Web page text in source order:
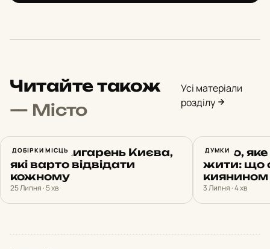
Читайте також
— Місто
Усі матеріали
розділу
ДОБІРКИ МІСЦЬ
ТОП-10 книгарень Києва,
які варто відвідати
кожному
25 Липня · 5 хв
ДУМКИ
Місто,
жити: що
киянином
3 Липня · 4 хв